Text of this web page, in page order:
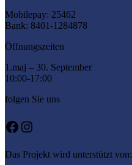
Mobilepay: 25462
Bank: 8401-1284878
Öffnungszeiten
1.maj – 30. September
10:00-17:00
folgen Sie uns
Facebook
Instagram
Das Projekt wird unterstützt von: